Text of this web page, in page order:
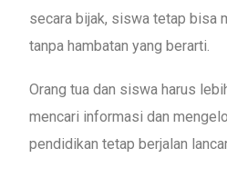
secara bijak, siswa tetap bisa
tanpa hambatan yang berarti.
Orang tua dan siswa harus
mencari informasi dan
pendidikan tetap berjalan